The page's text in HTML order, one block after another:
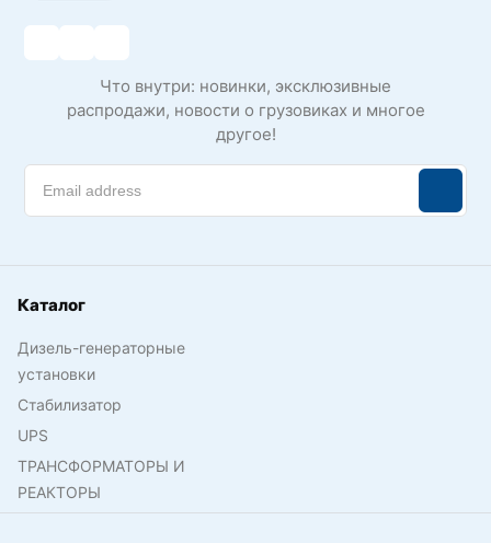
Что внутри: новинки, эксклюзивные
распродажи, новости о грузовиках и многое
другое!
Каталог
Дизель-генераторные
установки
Стабилизатор
UPS
ТРАНСФОРМАТОРЫ И
РЕАКТОРЫ